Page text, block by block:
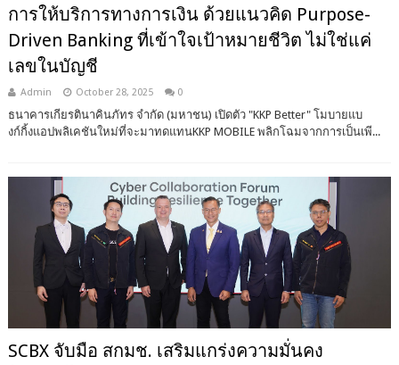
การให้บริการทางการเงิน ด้วยแนวคิด Purpose-
Driven Banking ที่เข้าใจเป้าหมายชีวิต ไม่ใช่แค่
เลขในบัญชี
Admin October 28, 2025 0
ธนาคารเกียรตินาคินภัทร จำกัด (มหาชน) เปิดตัว "KKP Better" โมบายแบ
งก์กิ้งแอปพลิเคชันใหม่ที่จะมาทดแทนKKP MOBILE พลิกโฉมจากการเป็นเพี...
SCBX จับมือ สกมช. เสริมแกร่งความมั่นคง